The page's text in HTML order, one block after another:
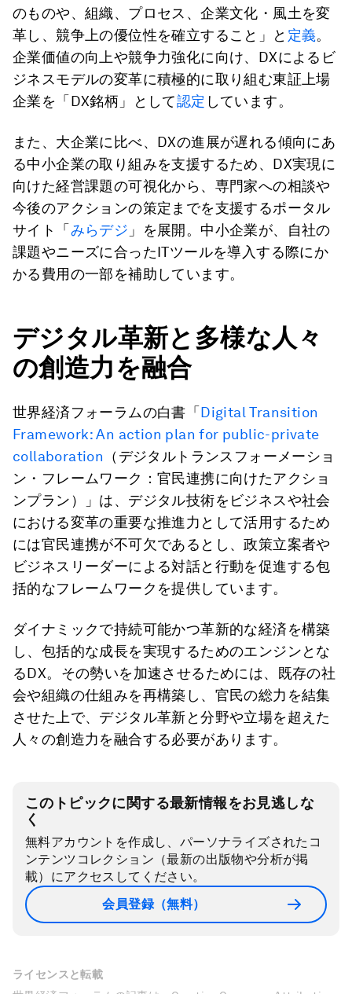
のものや、組織、プロセス、企業文化・風土を変
革し、競争上の優位性を確立すること」と 定義。
企業価値の向上や競争力強化に向け、DXによるビ
ジネスモデルの変革に積極的に取り組む東証上場
企業を「DX銘柄」として認定 しています。
また、大企業に比べ、DXの進展が遅れる傾向にあ
る中小企業の取り組みを支援するため、DX実現に
向けた経営課題の可視化から、専門家への相談や
今後のアクションの策定までを支援するポータル
サイト「 みらデジ 」を展開。中小企業が、自社の
課題やニーズに合ったITツールを導入する際にか
かる費用の一部を補助しています。
デジタル革新と多様な人々
の創造力を融合
世界経済フォーラムの白書「 Digital Transition
Framework: An action plan for public-private
collaboration
（デジタルトランスフォーメーショ
ン・フレームワーク：官民連携に向けたアクショ
ンプラン）」は、デジタル技術をビジネスや社会
における変革の重要な推進力として活用するため
には官民連携が不可欠であるとし、政策立案者や
ビジネスリーダーによる対話と行動を促進する包
括的なフレームワークを提供しています。
ダイナミックで持続可能かつ革新的な経済を構築
し、包括的な成長を実現するためのエンジンとな
るDX。その勢いを加速させるためには、既存の社
会や組織の仕組みを再構築し、官民の総力を結集
させた上で、デジタル革新と分野や立場を超えた
人々の創造力を融合する必要があります。
このトピックに関する最新情報をお見逃しな
く
無料アカウントを作成し、パーソナライズされたコ
ンテンツコレクション（最新の出版物や分析が掲
載）にアクセスしてください。
会員登録（無料）
ライセンスと転載